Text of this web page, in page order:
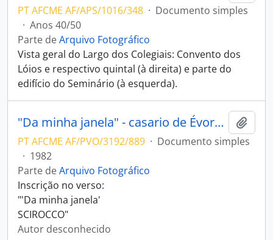
PT AFCME AF/APS/1016/348 · Documento simples
· Anos 40/50
Parte deArquivo Fotográfico
Vista geral do Largo dos Colegiais: Convento dos
Lóios e respectivo quintal (à direita) e parte do
edifício do Seminário (à esquerda).
"Da minha janela" - casario de Évora visto de uma janela
PT AFCME AF/PVO/3192/889 · Documento simples
· 1982
Parte deArquivo Fotográfico
Inscrição no verso:
"'Da minha janela'
SCIROCCO"
Autor desconhecido